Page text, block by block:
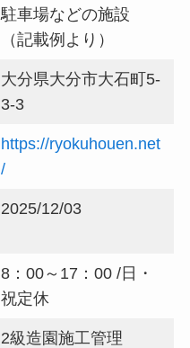
駐車場などの施設
（記載例より）
大分県大分市大石町5-
3-3
https://ryokuhouen.net
/
2025/12/03
8：00～17：00 /日・
祝定休
2級造園施工管理